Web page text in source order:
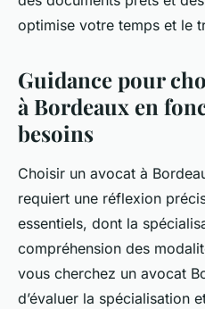
optimise votre temps et le
Guidance pour
à Bordeaux en
besoins
Choisir un avocat à
requiert une réflexion
essentiels, dont la
compréhension des
vous cherchez un avocat
d’évaluer la spécialisation